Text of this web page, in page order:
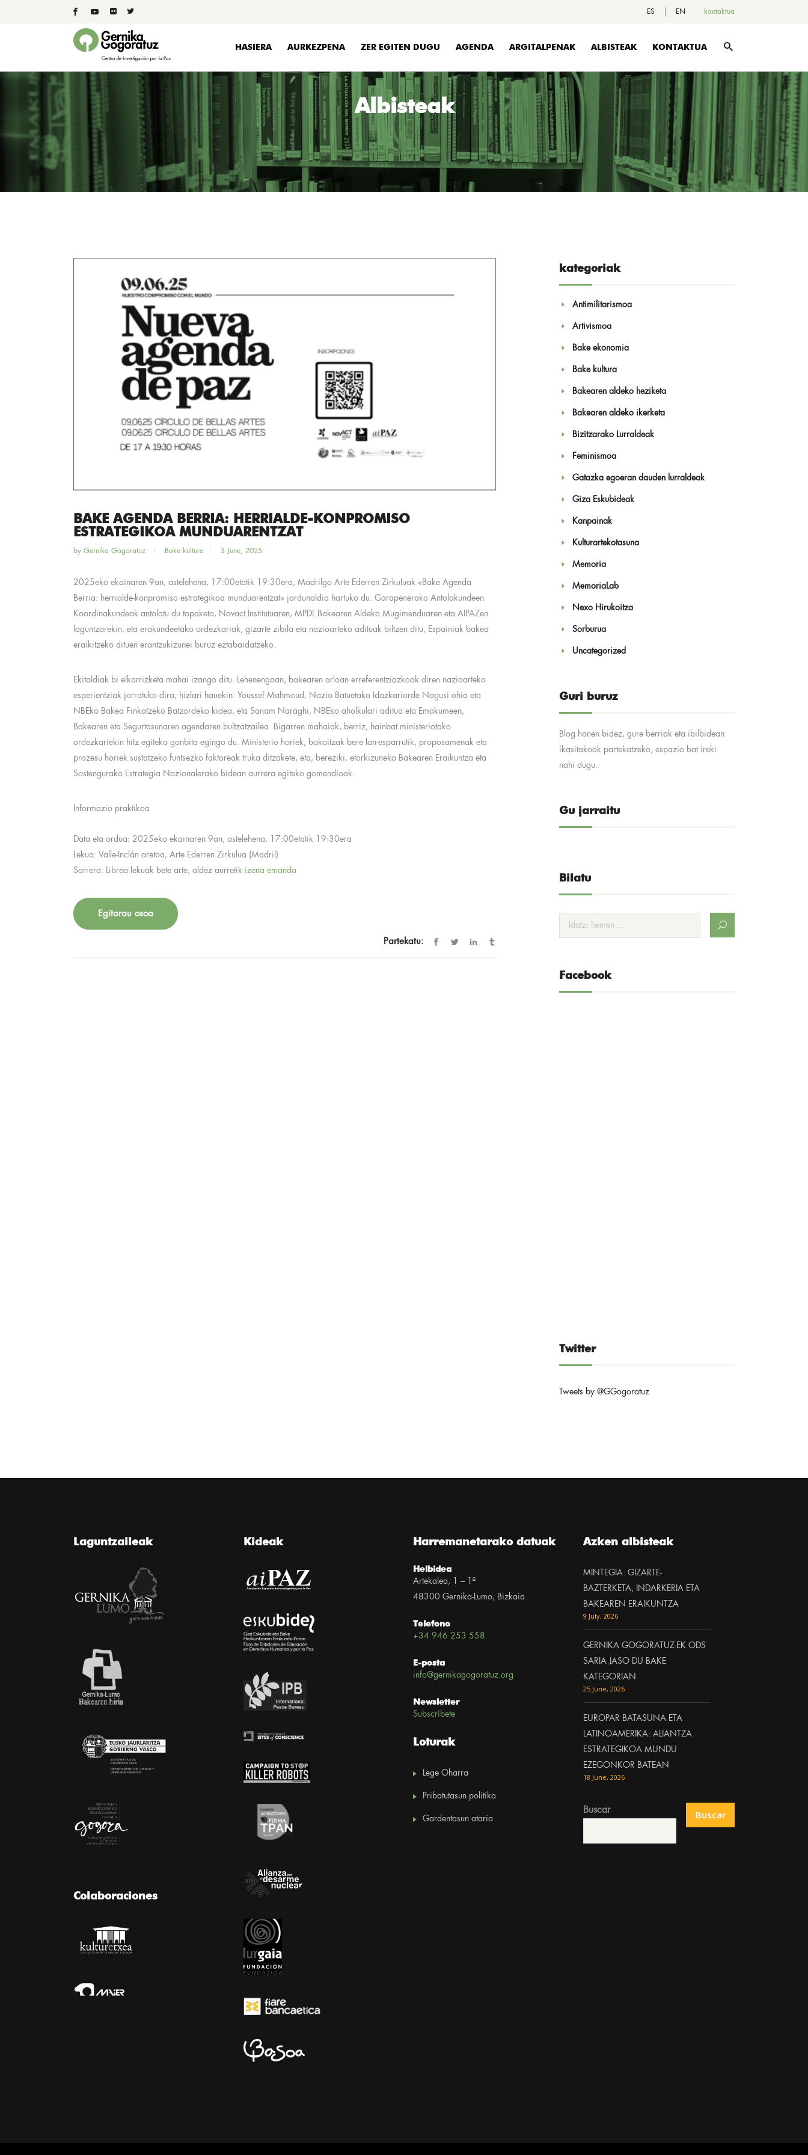
ES EN kontaktua
HASIERA AURKEZPENA ZER EGITEN DUGU AGENDA ARGITALPENAK ALBISTEAK KONTAKTUA
Albisteak
BAKE AGENDA BERRIA: HERRIALDE-KONPROMISO
ESTRATEGIKOA MUNDUARENTZAT
by Gernika Gogoratuz Bake kultura 3 June, 2025
2025eko ekainaren 9an, astelehena, 17:00etatik 19:30era, Madrilgo Arte Ederren Zirkuluak «Bake Agenda
Berria: herrialde-konpromiso estrategikoa munduarentzat» jardunaldia hartuko du. Garapenerako Antolakundeen
Koordinakundeak antolatu du topaketa, Novact Institutuaren, MPDL Bakearen Aldeko Mugimenduaren eta AIPAZen
laguntzarekin, eta erakundeetako ordezkariak, gizarte zibila eta nazioarteko adituak biltzen ditu, Espainiak bakea
eraikitzeko dituen erantzukizunei buruz eztabaidatzeko.
Ekitaldiak bi elkarrizketa mahai izango ditu. Lehenengoan, bakearen arloan erreferentziazkoak diren nazioarteko
esperientziak jorratuko dira, hizlari hauekin: Youssef Mahmoud, Nazio Batuetako Idazkariorde Nagusi ohia eta
NBEko Bakea Finkatzeko Batzordeko kidea, eta Sanam Naraghi, NBEko aholkulari aditua eta Emakumeen,
Bakearen eta Segurtasunaren agendaren bultzatzailea. Bigarren mahaiak, berriz, hainbat ministeriotako
ordezkariekin hitz egiteko gonbita egingo du. Ministerio horiek, bakoitzak bere lan-esparrutik, proposamenak eta
prozesu horiek sustatzeko funtsezko faktoreak truka ditzakete, eta, bereziki, etorkizuneko Bakearen Eraikuntza eta
Sostengurako Estrategia Nazionalerako bidean aurrera egiteko gomendioak.
Informazio praktikoa
Data eta ordua: 2025eko ekainaren 9an, astelehena, 17:00etatik 19:30era
Lekua: Valle-Inclán aretoa, Arte Ederren Zirkulua (Madril)
Sarrera: Librea lekuak bete arte, aldez aurretik izena emanda
Egitarau osoa
Partekatu:
kategoriak
Antimilitarismoa
Artivismoa
Bake ekonomia
Bake kultura
Bakearen aldeko heziketa
Bakearen aldeko ikerketa
Bizitzarako Lurraldeak
Feminismoa
Gatazka egoeran dauden lurraldeak
Giza Eskubideak
Kanpainak
Kulturartekotasuna
Memoria
MemoriaLab
Nexo Hirukoitza
Sorburua
Uncategorized
Guri buruz
Blog honen bidez, gure berriak eta ibilbidean
ikasitakoak partekatzeko, espazio bat ireki
nahi dugu.
Gu jarraitu
Bilatu
Facebook
Twitter
Tweets by @GGogoratuz
Laguntzaileak
Colaboraciones
Kideak Harremanetarako datuak
Helbidea
Artekalea, 1 – 1º
48300 Gernika-Lumo, Bizkaia
Telefono
+34 946 253 558
E-posta
info@gernikagogoratuz.org
Newsletter
Subscríbete
Loturak
Lege Oharra
Pribatutasun politika
Gardentasun ataria
Azken albisteak
MINTEGIA: GIZARTE-
BAZTERKETA, INDARKERIA ETA
BAKEAREN ERAIKUNTZA
9 July, 2026
GERNIKA GOGORATUZ-EK ODS
SARIA JASO DU BAKE
KATEGORIAN
25 June, 2026
EUROPAR BATASUNA ETA
LATINOAMERIKA: ALIANTZA
ESTRATEGIKOA MUNDU
EZEGONKOR BATEAN
18 June, 2026
Buscar Buscar